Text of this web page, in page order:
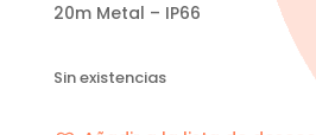
20m Metal – IP66
Sin existencias